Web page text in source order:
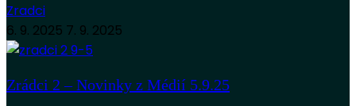
Zradci
6. 9. 2025 7. 9. 2025
Zrádci 2 – Novinky z Médií 5.9.25